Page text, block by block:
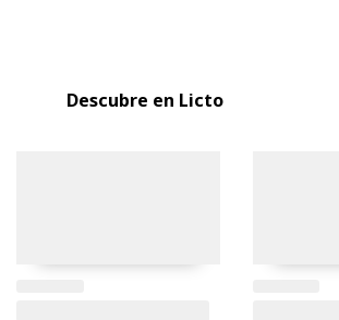
Descubre en Licto